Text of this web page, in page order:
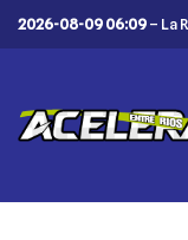
contenido
2026-08-09 06:09 – La